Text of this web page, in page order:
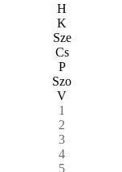
H
K
Sze
Cs
P
Szo
V
1
2
3
4
5